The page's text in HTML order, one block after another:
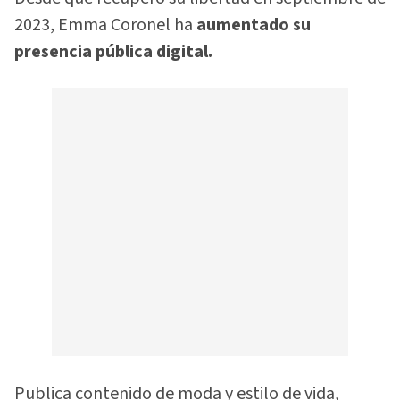
2023, Emma Coronel ha aumentado su
presencia pública digital.
Publica contenido de moda y estilo de vida,